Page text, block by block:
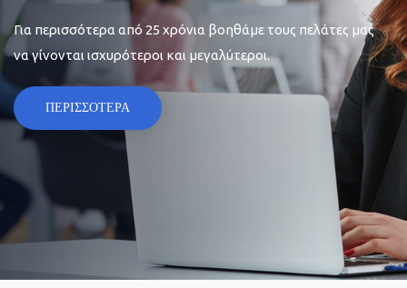
Για περισσότερα από 25 χρόνια βοηθάμε τους πελάτες μας
να γίνονται ισχυρότεροι και μεγαλύτεροι.
ΠΕΡΙΣΣΟΤΕΡΑ